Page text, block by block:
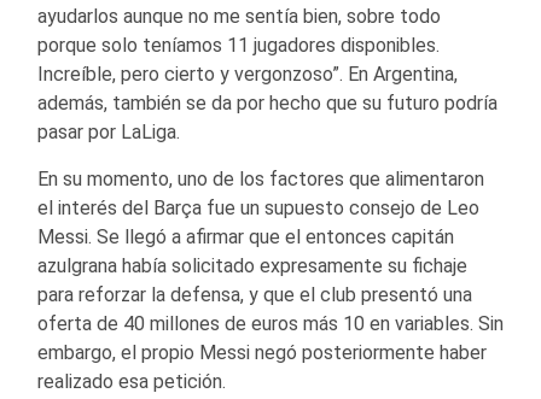
ayudarlos aunque no me sentía bien, sobre todo
porque solo teníamos 11 jugadores disponibles.
Increíble, pero cierto y vergonzoso”. En Argentina,
además, también se da por hecho que su futuro podría
pasar por LaLiga.
En su momento, uno de los factores que alimentaron
el interés del Barça fue un supuesto consejo de Leo
Messi. Se llegó a afirmar que el entonces capitán
azulgrana había solicitado expresamente su fichaje
para reforzar la defensa, y que el club presentó una
oferta de 40 millones de euros más 10 en variables. Sin
embargo, el propio Messi negó posteriormente haber
realizado esa petición.